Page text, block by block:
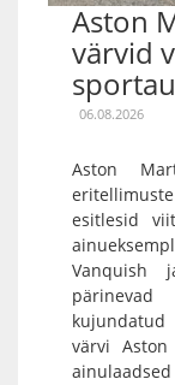
Aston
värvid
06.08.2026
Aston
esitlesid
Vanquish
värvi